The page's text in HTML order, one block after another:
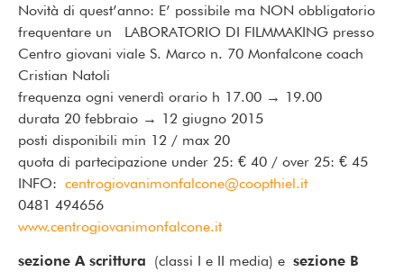
Novità di quest’anno: E’ possibile ma NON obbligatorio
frequentare un LABORATORIO DI FILMMAKING presso
Centro giovani viale S. Marco n. 70 Monfalcone coach
Cristian Natoli
frequenza ogni venerdì orario h 17.00 → 19.00
durata 20 febbraio → 12 giugno 2015
posti disponibili min 12 / max 20
quota di partecipazione under 25: € 40 / over 25: € 45
INFO: centrogiovanimonfalcone@coopthiel.it
0481 494656
www.centrogiovanimonfalcone.it
sezione A scrittura (classi I e II media) e sezione B